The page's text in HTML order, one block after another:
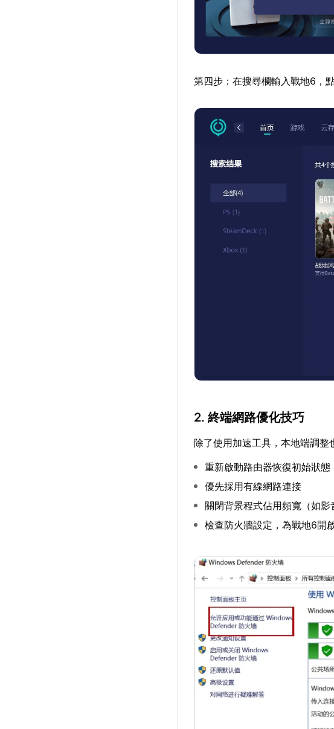
第四步：在搜尋欄輸入戰地6，
2. 終端網路優化技巧
除了使用加速工具，本地端調整
重新啟動路由器恢復初始狀態
優先採用有線網路連接
關閉背景程式佔用頻寬（如影
檢查防火牆設定，為戰地6開